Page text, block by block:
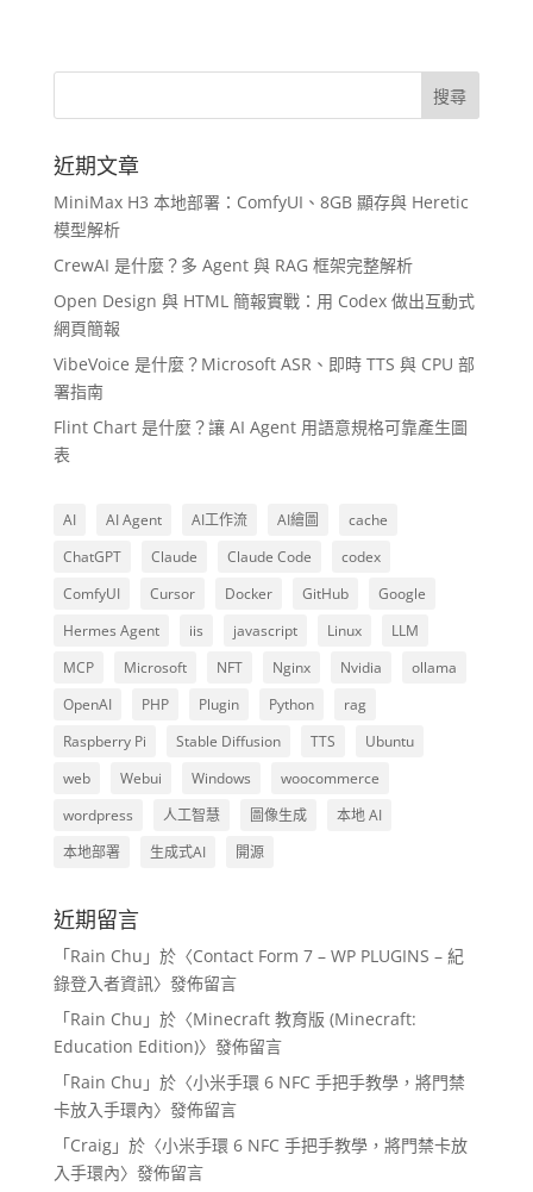
近期文章
MiniMax H3 本地部署：ComfyUI、8GB 顯存與 Heretic
模型解析
CrewAI 是什麼？多 Agent 與 RAG 框架完整解析
Open Design 與 HTML 簡報實戰：用 Codex 做出互動式
網頁簡報
VibeVoice 是什麼？Microsoft ASR、即時 TTS 與 CPU 部
署指南
Flint Chart 是什麼？讓 AI Agent 用語意規格可靠產生圖
表
AI AI Agent AI工作流 AI繪圖
cache
ChatGPT
Claude Claude Code
codex
ComfyUI
Cursor Docker GitHub
Google
Hermes Agent
iis javascript Linux
LLM
MCP
Microsoft NFT Nginx Nvidia
ollama
OpenAI
PHP Plugin Python
rag
Raspberry Pi
Stable Diffusion TTS
Ubuntu
web
Webui Windows
woocommerce
wordpress
人工智慧 圖像生成
本地 AI
本地部署
生成式AI 開源
近期留言
「Rain Chu 」於〈Contact Form 7 – WP PLUGINS – 紀
錄登入者資訊〉發佈留言
「Rain Chu 」於〈Minecraft 教育版 (Minecraft:
Education Edition)〉發佈留言
「Rain Chu 」於〈小米手環 6 NFC 手把手教學，將門禁
卡放入手環內〉發佈留言
「Craig」於〈小米手環 6 NFC 手把手教學，將門禁卡放
入手環內〉發佈留言